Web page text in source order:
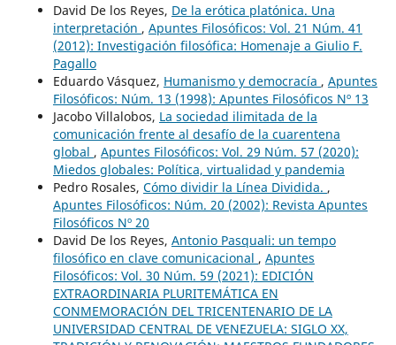
David De los Reyes, De la erótica platónica. Una
interpretación , Apuntes Filosóficos: Vol. 21 Núm. 41
(2012): Investigación filosófica: Homenaje a Giulio F.
Pagallo
Eduardo Vásquez, Humanismo y democracía , Apuntes
Filosóficos: Núm. 13 (1998): Apuntes Filosóficos Nº 13
Jacobo Villalobos, La sociedad ilimitada de la
comunicación frente al desafío de la cuarentena
global , Apuntes Filosóficos: Vol. 29 Núm. 57 (2020):
Miedos globales: Política, virtualidad y pandemia
Pedro Rosales, Cómo dividir la Línea Dividida. ,
Apuntes Filosóficos: Núm. 20 (2002): Revista Apuntes
Filosóficos Nº 20
David De los Reyes, Antonio Pasquali: un tempo
filosófico en clave comunicacional , Apuntes
Filosóficos: Vol. 30 Núm. 59 (2021): EDICIÓN
EXTRAORDINARIA PLURITEMÁTICA EN
CONMEMORACIÓN DEL TRICENTENARIO DE LA
UNIVERSIDAD CENTRAL DE VENEZUELA: SIGLO XX,